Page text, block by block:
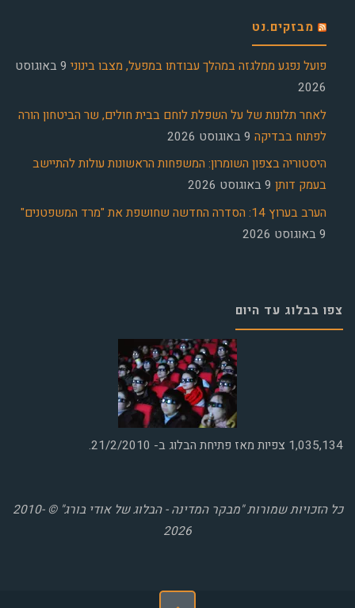
מבזקים.נט
פועל נפגע ממלגזה במהלך עבודתו במפעל, מצבו בינוני
9 באוגוסט
2026
לאחר תלונות של על השפלת לוחם בבית חולים, שר הביטחון הורה
לפתוח בבדיקה 9 באוגוסט 2026
היסטוריה בצפון השומרון: המשפחות הראשונות עולות להתיישב
בעמק דותן 9 באוגוסט 2026
הערב בערוץ 14: הסדרה החדשה שחושפת את "מרד המשפטנים"
9 באוגוסט 2026
צפו בבלוג עד היום
1,035,134 צפיות מאז פתיחת הבלוג ב- 21/2/2010.
כל הזכויות שמורות "מבקר המדינה - הבלוג של אודי בורג" © 2010-
2026